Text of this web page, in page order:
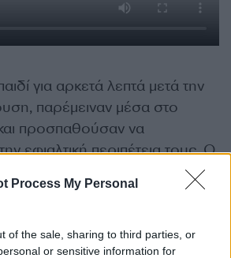
Process My Personal
of the sale, sharing to third parties, or
or sensitive information for
για αρκετά λεπτά μετά την
παρέμειναν μέσα στο
προσπαθούσαν να
εφιαλτική περιπέτεια τους. Ο
από τη θέση του οδηγού
να συνομιλήσουν μαζί
από την πορεία.